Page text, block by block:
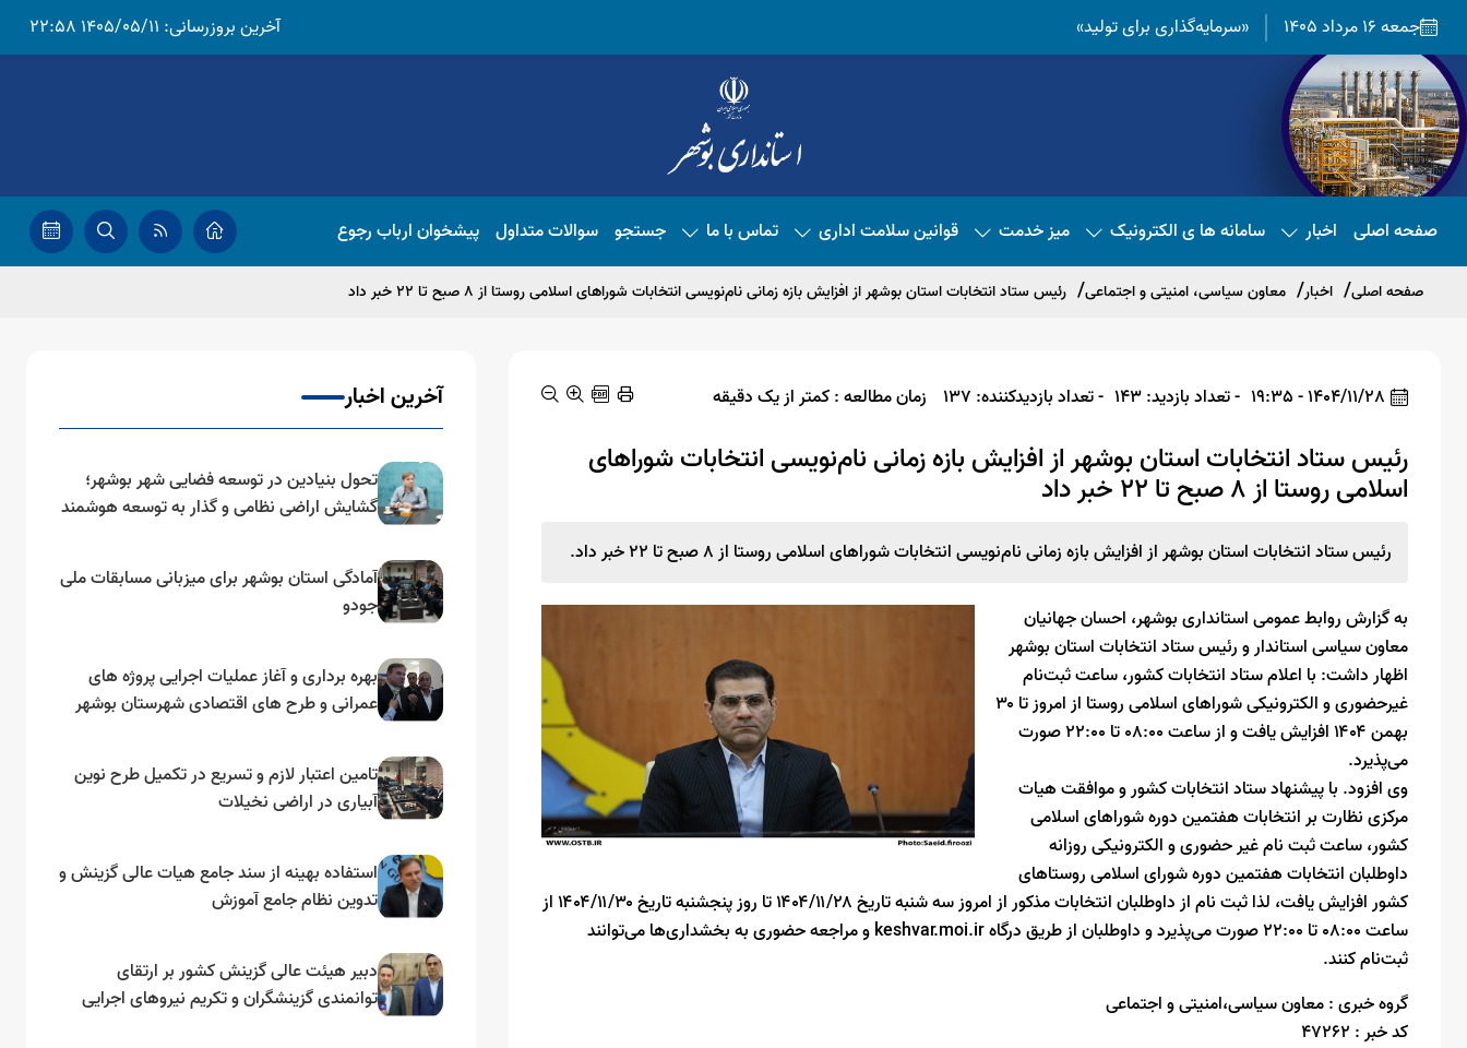
جمعه 16 مرداد 1405 «سرمایه‌گذاری برای تولید» آخرین بروزرسانی: 1405/05/11 22:58
صفحه اصلی اخبار سامانه ها ی الکترونیک میز خدمت قوانین سلامت اداری تماس با ما جستجو سوالات متداول پیشخوان ارباب رجوع
صفحه اصلی اخبار معاون سیاسی، امنیتی و اجتماعی رئیس ستاد انتخابات استان بوشهر از افزایش بازه زمانی نام‌نویسی انتخابات شوراهای اسلامی روستا از ۸ صبح تا ۲۲ خبر داد
1404/11/28 - 19:35 - تعداد بازدید: 143 - تعداد بازدیدکننده: 137 زمان مطالعه : کمتر از یک دقیقه
رئیس ستاد انتخابات استان بوشهر از افزایش بازه زمانی نام‌نویسی انتخابات شوراهای
اسلامی روستا از ۸ صبح تا ۲۲ خبر داد
رئیس ستاد انتخابات استان بوشهر از افزایش بازه زمانی نام‌نویسی انتخابات شوراهای اسلامی روستا از ۸ صبح تا ۲۲ خبر داد.
به گزارش روابط عمومی استانداری بوشهر، احسان جهانیان
معاون سیاسی استاندار و رئیس ستاد انتخابات استان بوشهر
اظهار داشت: با اعلام ستاد انتخابات کشور، ساعت ثبت‌نام
غیرحضوری و الکترونیکی شوراهای اسلامی روستا از امروز تا ۳۰
بهمن ۱۴۰۴ افزایش یافت و از ساعت ۰۸:۰۰ تا ۲۲:۰۰ صورت
می‌پذیرد.
وی افزود. با پیشنهاد ستاد انتخابات کشور و موافقت هیات
مرکزی نظارت بر انتخابات هفتمین دوره شوراهای اسلامی
کشور، ساعت ثبت نام غیر حضوری و الکترونیکی روزانه
داوطلبان انتخابات هفتمین دوره شورای اسلامی روستاهای
کشور افزایش یافت، لذا ثبت نام از داوطلبان انتخابات مذکور از امروز سه شنبه تاریخ ۱۴۰۴/۱۱/۲۸ تا روز پنجشنبه تاریخ ۱۴۰۴/۱۱/۳۰ از
ساعت ۰۸:۰۰ تا ۲۲:۰۰ صورت می‌پذیرد و داوطلبان از طریق درگاه‌ keshvar.moi.ir و مراجعه حضوری به بخشداری‌ها می‌توانند
ثبت‌نام کنند.
گروه خبری :معاون سیاسی،امنیتی و اجتماعی
کد خبر : 47262
آخرین اخبار
تحول بنیادین در توسعه فضایی شهر بوشهر؛
گشایش اراضی نظامی و گذار به توسعه هوشمند
آمادگی استان بوشهر برای میزبانی مسابقات ملی
جودو
بهره برداری و آغاز عملیات اجرایی پروژه های
عمرانی و طرح های اقتصادی شهرستان بوشهر
تامین اعتبار لازم و تسریع در تکمیل طرح نوین
آبیاری در اراضی نخیلات
استفاده بهینه از سند جامع هیات عالی گزینش و‌
تدوین نظام جامع آموزش
دبیر هیئت عالی گزینش کشور بر ارتقای
توانمندی گزینشگران و تکریم نیروهای اجرایی